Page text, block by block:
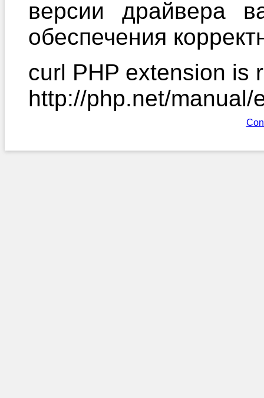
версии драйвера
обеспечения
curl PHP extension is
http://php.net/manual/